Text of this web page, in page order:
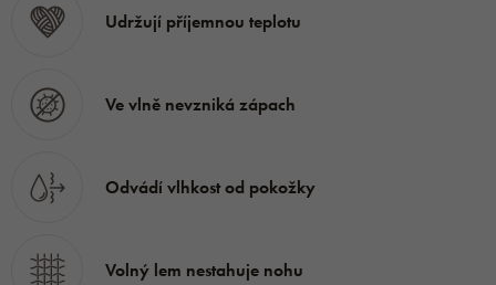
Ponožky jsou vyrobeny v České republice na
zde kladen
polyamid, 4 % elastan
Udržují příjemnou teplotu
Ve vlně nevzniká zápach
Odvádí vlhkost od pokožky
Volný lem nestahuje nohu